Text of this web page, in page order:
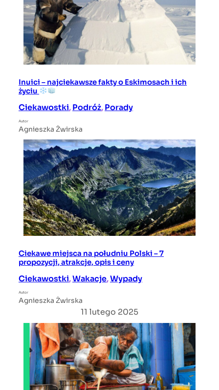
Inuici – najciekawsze fakty o Eskimosach i ich
życiu
Ciekawostki, Podróż, Porady
Autor
Agnieszka Żwirska
Ciekawe miejsca na południu Polski – 7
propozycji, atrakcje, opis i ceny
Ciekawostki, Wakacje, Wypady
Autor
Agnieszka Żwirska
11 lutego 2025